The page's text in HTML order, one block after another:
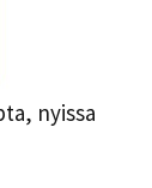
nyissa